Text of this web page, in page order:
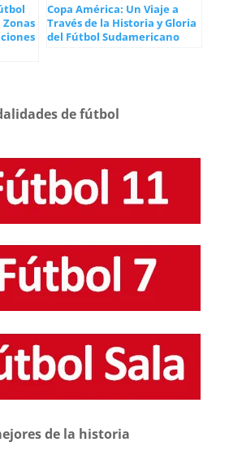
Copa América: Un Viaje a
Través de la Historia y Gloria
del Fútbol Sudamericano
de fútbol
de la historia